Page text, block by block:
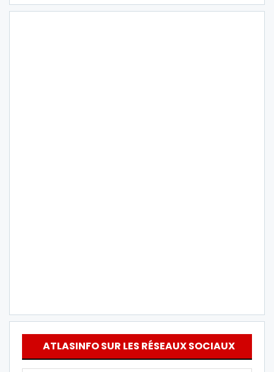
ATLASINFO SUR LES RÉSEAUX SOCIAUX